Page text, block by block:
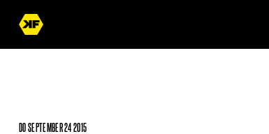
DO SEPTEMBER 24 2015